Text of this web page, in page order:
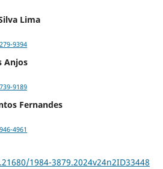
Lima
9394
Anjos
9189
Fernandes
4961
1984-3879.2024v24n2ID33448